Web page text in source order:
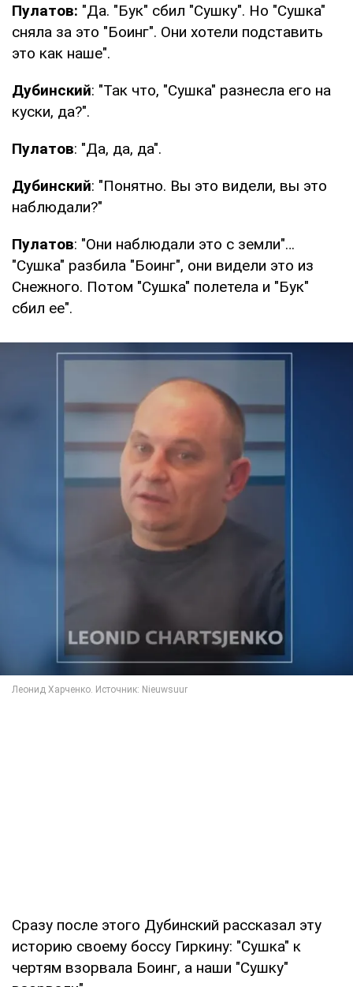
Пулатов: "Да. "Бук" сбил "Сушку". Но "Сушка"
сняла за это "Боинг". Они хотели подставить
это как наше".
Дубинский: "Так что, "Сушка" разнесла его на
куски, да?".
Пулатов: "Да, да, да".
Дубинский: "Понятно. Вы это видели, вы это
наблюдали?"
Пулатов: "Они наблюдали это с земли"…
"Сушка" разбила "Боинг", они видели это из
Снежного. Потом "Сушка" полетела и "Бук"
сбил ее".
Сразу после этого Дубинский рассказал эту
историю своему боссу Гиркину: "Сушка" к
чертям взорвала Боинг, а наши "Сушку"